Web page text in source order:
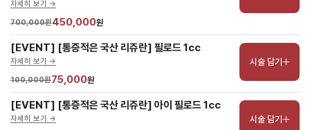
자세히 보기 ->
700,000원450,000원
[EVENT] [통증적은 국산 리쥬란] 필로드 1cc
자세히 보기 ->
100,000원75,000원
시술 담기
[EVENT] [통증적은 국산 리쥬란] 아이 필로드 1cc
자세히 보기 -> 시술 담기